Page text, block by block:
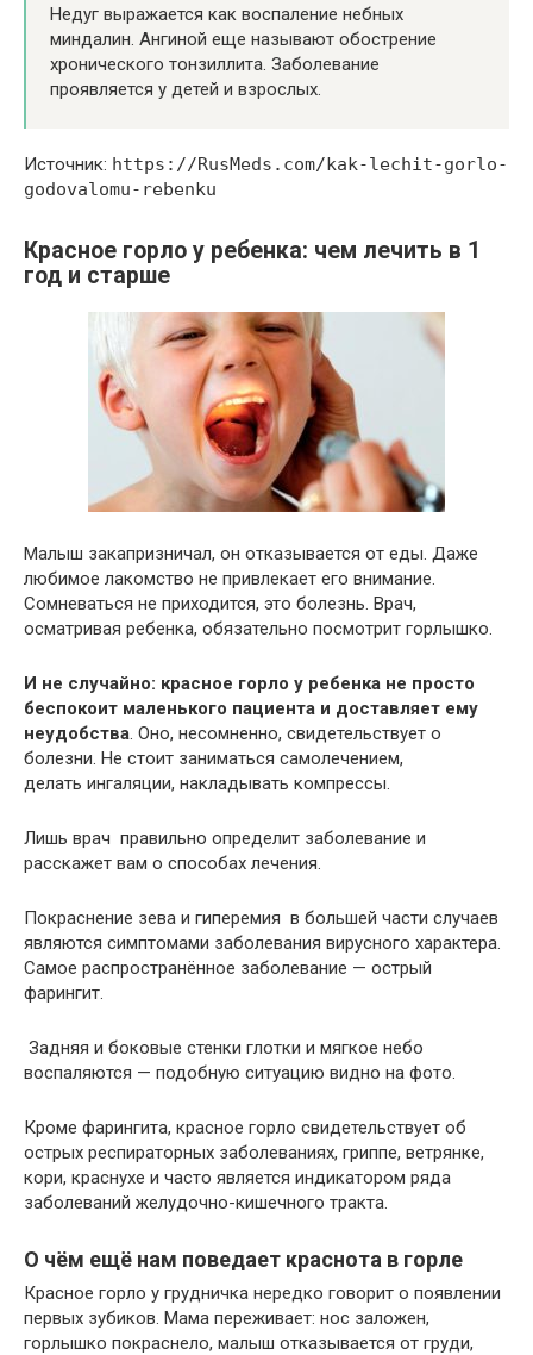
Недуг выражается как воспаление небных
миндалин. Ангиной еще называют обострение
хронического тонзиллита. Заболевание
проявляется у детей и взрослых.
Источник: https://RusMeds.com/kak-lechit-gorlo-
godovalomu-rebenku
Красное горло у ребенка: чем лечить в 1
год и старше
Малыш закапризничал, он отказывается от еды. Даже
любимое лакомство не привлекает его внимание.
Сомневаться не приходится, это болезнь. Врач,
осматривая ребенка, обязательно посмотрит горлышко.
И не случайно: красное горло у ребенка не просто
беспокоит маленького пациента и доставляет ему
неудобства . Оно, несомненно, свидетельствует о
болезни. Не стоит заниматься самолечением,
делать ингаляции, накладывать компрессы.
Лишь врач правильно определит заболевание и
расскажет вам о способах лечения.
Покраснение зева и гиперемия в большей части случаев
являются симптомами заболевания вирусного характера.
Самое распространённое заболевание — острый
фарингит.
Задняя и боковые стенки глотки и мягкое небо
воспаляются — подобную ситуацию видно на фото.
Кроме фарингита, красное горло свидетельствует об
острых респираторных заболеваниях, гриппе, ветрянке,
кори, краснухе и часто является индикатором ряда
заболеваний желудочно-кишечного тракта.
О чём ещё нам поведает краснота в горле
Красное горло у грудничка нередко говорит о появлении
первых зубиков. Мама переживает: нос заложен,
горлышко покраснело, малыш отказывается от груди,